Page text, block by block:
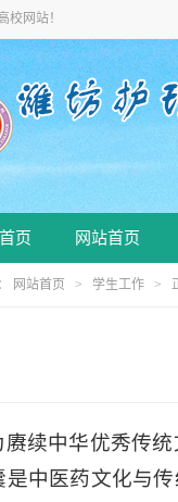
校网站！
页 网站首页
网站首页 > 学生工作 >
赓续中华优秀传
是中医药文化与